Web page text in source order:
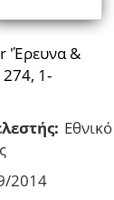
'Έρευνα &
274, 1-
Εθνικό
2014